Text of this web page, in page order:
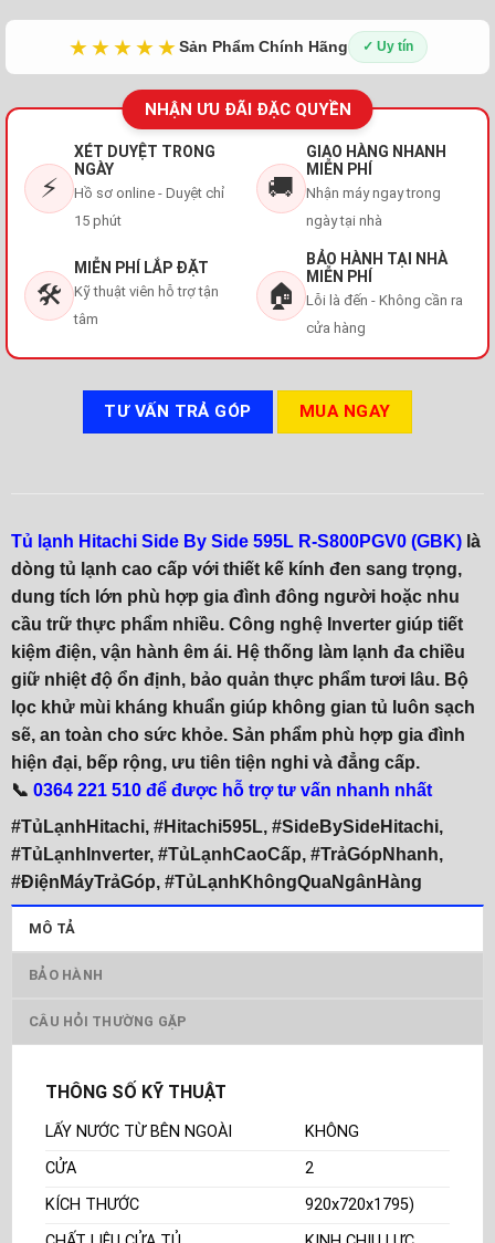
★★★★★Sản Phẩm Chính Hãng ✓ Uy tín
NHẬN ƯU ĐÃI ĐẶC QUYỀN
⚡
XÉT DUYỆT TRONG
NGÀY
Hồ sơ online - Duyệt chỉ
15 phút
🚚
GIAO HÀNG NHANH
MIỄN PHÍ
Nhận máy ngay trong
ngày tại nhà
🛠️
MIỄN PHÍ LẮP ĐẶT
Kỹ thuật viên hỗ trợ tận
tâm
🏠
BẢO HÀNH TẠI NHÀ
MIỄN PHÍ
Lỗi là đến - Không cần ra
cửa hàng
TƯ VẤN TRẢ GÓP MUA NGAY
Tủ lạnh Hitachi Side By Side 595L R-S800PGV0 (GBK) là
dòng tủ lạnh cao cấp với thiết kế kính đen sang trọng,
dung tích lớn phù hợp gia đình đông người hoặc nhu
cầu trữ thực phẩm nhiều. Công nghệ Inverter giúp tiết
kiệm điện, vận hành êm ái. Hệ thống làm lạnh đa chiều
giữ nhiệt độ ổn định, bảo quản thực phẩm tươi lâu. Bộ
lọc khử mùi kháng khuẩn giúp không gian tủ luôn sạch
sẽ, an toàn cho sức khỏe. Sản phẩm phù hợp gia đình
hiện đại, bếp rộng, ưu tiên tiện nghi và đẳng cấp.
📞 0364 221 510 để được hỗ trợ tư vấn nhanh nhất
#TủLạnhHitachi, #Hitachi595L, #SideBySideHitachi,
#TủLạnhInverter, #TủLạnhCaoCấp, #TrảGópNhanh,
#ĐiệnMáyTrảGóp, #TủLạnhKhôngQuaNgânHàng
MÔ TẢ
BẢO HÀNH
CÂU HỎI THƯỜNG GẶP
THÔNG SỐ KỸ THUẬT
LẤY NƯỚC TỪ BÊN NGOÀI
KHÔNG
CỬA
2
KÍCH THƯỚC
920x720x1795)